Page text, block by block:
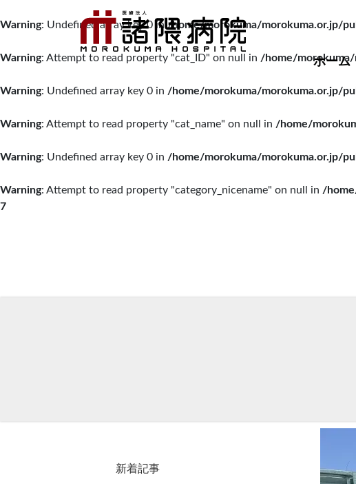
ホーム
Warning: Undefined array key 0 in /home/morokuma/morokuma.or.jp/
Warning: Attempt to read property "cat_ID" on null in /home/
Warning: Undefined array key 0 in /home/morokuma/morokuma.or.jp/
Warning: Attempt to read property "cat_name" on null in /home/
Warning: Undefined array key 0 in /home/morokuma/morokuma.or.jp/
Warning: Attempt to read property "category_nicename" on null in /
7
新着記事